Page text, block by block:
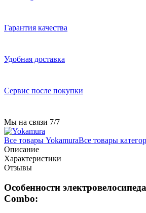
Гарантия качества
Удобная доставка
Сервис после покупки
Мы на связи 7/7
Все товары YokamuraВсе товары
Описание
Характеристики
Отзывы
Особенности
Combo: